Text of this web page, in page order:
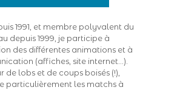
1991, et membre polyvalent du
depuis 1999, je participe à
des différentes animations et à
(affiches, site internet…).
de lobs et de coups boisés (!),
particulièrement les matchs à